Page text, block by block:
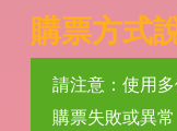
購票方式
請注意：使用
購票失敗或異常